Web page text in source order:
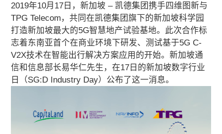
2019年10月17日，新加坡 – 凯德集团携手四维图新与
TPG Telecom，共同在凯德集团旗下的新加坡科学园
打造新加坡最大的5G智慧地产试验基地。此次合作标
志着东南亚首个在商业环境下研发、测试基于5G C-
V2X技术在智能出行解决方案应用的开始。新加坡通
信和信息部长易华仁先生，在17日的新加坡数字行业
日（SG:D Industry Day）公布了这一消息。